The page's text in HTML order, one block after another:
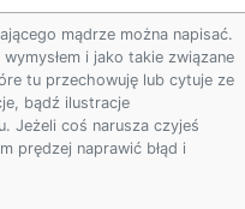
mądrze można napisać.
i jako takie związane
tu przechowuję lub cytuje ze
bądź ilustracje
Jeżeli coś narusza czyjeś
prędzej naprawić błąd i